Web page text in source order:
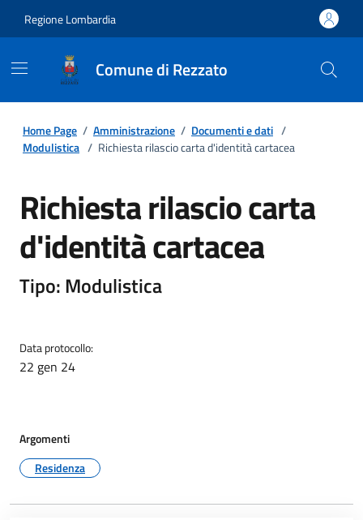
Regione Lombardia
Comune di Rezzato
Home Page / Amministrazione / Documenti e dati /
Modulistica / Richiesta rilascio carta d'identità cartacea
Richiesta rilascio carta
d'identità cartacea
Tipo: Modulistica
Data protocollo:
22 gen 24
Argomenti
Residenza